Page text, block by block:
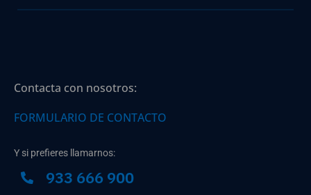
Contacta con nosotros:
FORMULARIO DE CONTACTO
Y si prefieres llamarnos:
933 666 900